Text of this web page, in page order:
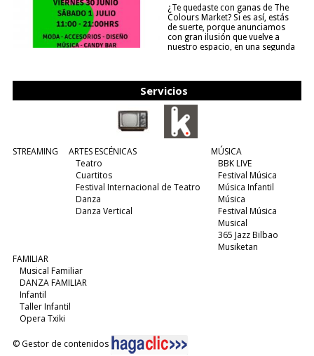
¿Te quedaste con ganas de The
Colours Market? Si es así, estás
de suerte, porque anunciamos
con gran ilusión que vuelve a
nuestro espacio, en una segunda
Servicios
STREAMING
ARTES ESCÉNICAS
Teatro
Cuartitos
Festival Internacional de Teatro
Danza
Danza Vertical
MÚSICA
BBK LIVE
Festival Música
Música Infantil
Música
Festival Música
Musical
365 Jazz Bilbao
Musiketan
FAMILIAR
Musical Familiar
DANZA FAMILIAR
Infantil
Taller Infantil
Opera Txiki
© Gestor de contenidos